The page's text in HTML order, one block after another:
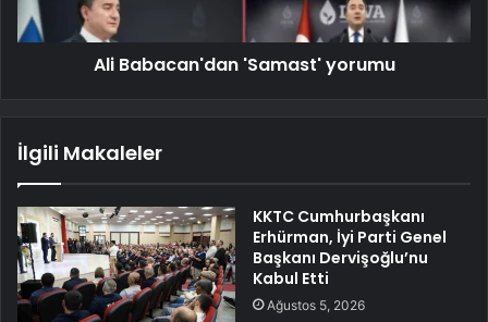
Ali Babacan'dan 'Samast' yorumu
İlgili Makaleler
KKTC Cumhurbaşkanı
Erhürman, İyi Parti Genel
Başkanı Dervişoğlu’nu
Kabul Etti
Ağustos 5, 2026